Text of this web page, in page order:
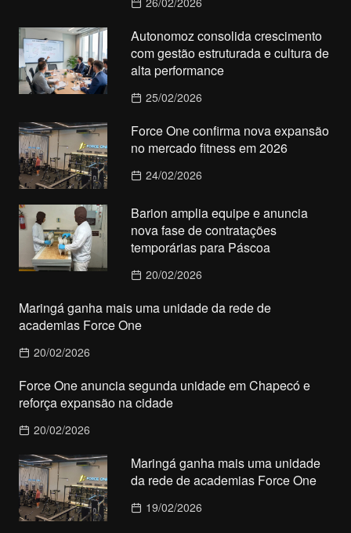
Autonomoz consolida crescimento
com gestão estruturada e cultura de
alta performance
25/02/2026
Force One confirma nova expansão
no mercado fitness em 2026
24/02/2026
Barion amplia equipe e anuncia
nova fase de contratações
temporárias para Páscoa
20/02/2026
Maringá ganha mais uma unidade da rede de
academias Force One
20/02/2026
Force One anuncia segunda unidade em Chapecó e
reforça expansão na cidade
20/02/2026
Maringá ganha mais uma unidade
da rede de academias Force One
19/02/2026